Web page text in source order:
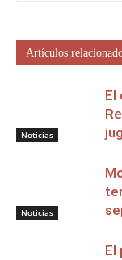
Artículos
Noticias
El
Noticias
El